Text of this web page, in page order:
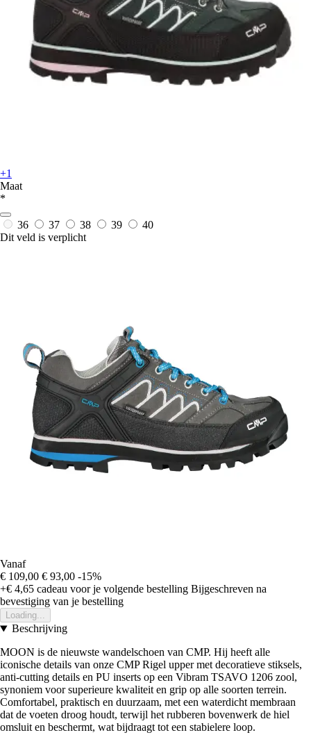
+1
Maat
*
36 37 38 39
40
Dit veld is verplicht
Vanaf
€ 109,00 € 93,00 -15%
+€ 4,65 cadeau voor je volgende bestelling Bijgeschreven na
bevestiging van je bestelling
Loading...
Beschrijving
MOON is de nieuwste wandelschoen van CMP. Hij heeft alle
iconische details van onze CMP Rigel upper met decoratieve stiksels,
anti-cutting details en PU inserts op een Vibram TSAVO 1206 zool,
synoniem voor superieure kwaliteit en grip op alle soorten terrein.
Comfortabel, praktisch en duurzaam, met een waterdicht membraan
dat de voeten droog houdt, terwijl het rubberen bovenwerk de hiel
omsluit en beschermt, wat bijdraagt tot een stabielere loop.